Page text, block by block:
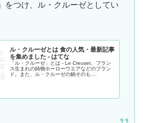
をつけ、ル・クルーゼとしてい
ル・クルーゼとは 食の人気・最新記事
を集めました - はてな
「ル・クルーゼ」とは - Le Creuset、フラン
ス生まれの鋳物ホーローウエアなどのブラン
ド。また、ル・クルーゼの鍋そのも…